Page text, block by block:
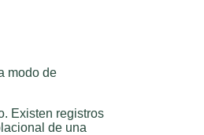
modo de
Existen registros
de una